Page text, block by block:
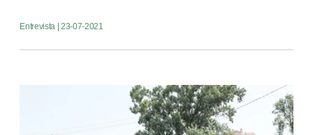
Entrevista | 23-07-2021